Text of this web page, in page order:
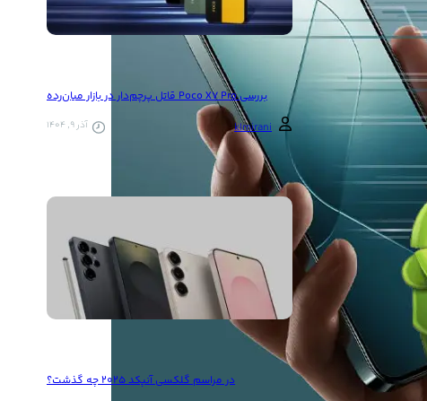
بررسی Poco X7 Pro قاتل پرچم‌دار در بازار میان‌رده
k1mirani
آذر 9, 1404
در مراسم گلکسی آنپکد ۲۰۲۵ چه گذشت؟